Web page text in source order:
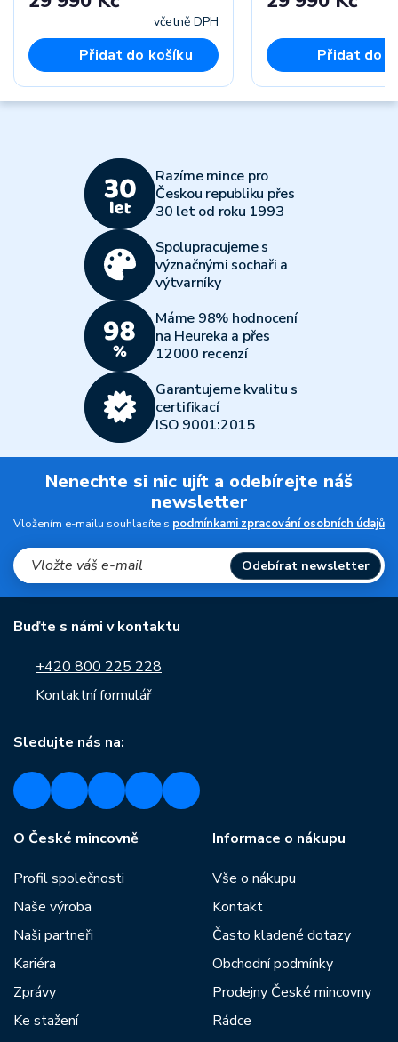
včetně DPH
Přidat do košíku Přidat do
Razíme mince pro
Českou republiku přes
30 let od roku 1993
Spolupracujeme s
význačnými sochaři a
výtvarníky
Máme 98% hodnocení
na Heureka a přes
12000 recenzí
Garantujeme kvalitu s
certifikací
ISO 9001:2015
Nenechte si nic ujít a odebírejte náš
newsletter
Vložením e-mailu souhlasíte s podmínkami zpracování osobních údajů
Odebírat newsletter
Buďte s námi v kontaktu
+420 800 225 228
Kontaktní formulář
Sledujte nás na:
O České mincovně
Profil společnosti
Naše výroba
Naši partneři
Kariéra
Zprávy
Ke stažení
Informace o nákupu
Vše o nákupu
Kontakt
Často kladené dotazy
Obchodní podmínky
Prodejny České mincovny
Rádce